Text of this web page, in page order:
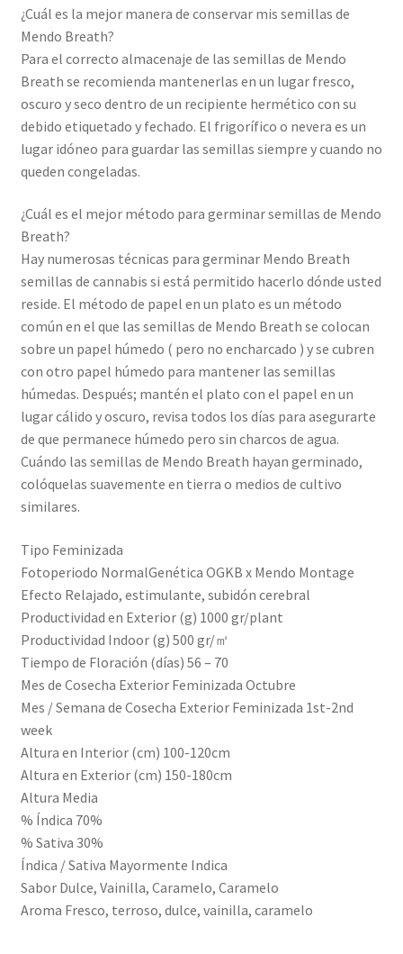
¿Cuál es la mejor manera de conservar mis semillas de
Mendo Breath?
Para el correcto almacenaje de las semillas de Mendo
Breath se recomienda mantenerlas en un lugar fresco,
oscuro y seco dentro de un recipiente hermético con su
debido etiquetado y fechado. El frigorífico o nevera es un
lugar idóneo para guardar las semillas siempre y cuando no
queden congeladas.
¿Cuál es el mejor método para germinar semillas de Mendo
Breath?
Hay numerosas técnicas para germinar Mendo Breath
semillas de cannabis si está permitido hacerlo dónde usted
reside. El método de papel en un plato es un método
común en el que las semillas de Mendo Breath se colocan
sobre un papel húmedo ( pero no encharcado ) y se cubren
con otro papel húmedo para mantener las semillas
húmedas. Después; mantén el plato con el papel en un
lugar cálido y oscuro, revisa todos los días para asegurarte
de que permanece húmedo pero sin charcos de agua.
Cuándo las semillas de Mendo Breath hayan germinado,
colóquelas suavemente en tierra o medios de cultivo
similares.
Tipo Feminizada
Fotoperiodo NormalGenética OGKB x Mendo Montage
Efecto Relajado, estimulante, subidón cerebral
Productividad en Exterior (g) 1000 gr/plant
Productividad Indoor (g) 500 gr/㎡
Tiempo de Floración (días) 56 – 70
Mes de Cosecha Exterior Feminizada Octubre
Mes / Semana de Cosecha Exterior Feminizada 1st-2nd
week
Altura en Interior (cm) 100-120cm
Altura en Exterior (cm) 150-180cm
Altura Media
% Índica 70%
% Sativa 30%
Índica / Sativa Mayormente Indica
Sabor Dulce, Vainilla, Caramelo, Caramelo
Aroma Fresco, terroso, dulce, vainilla, caramelo